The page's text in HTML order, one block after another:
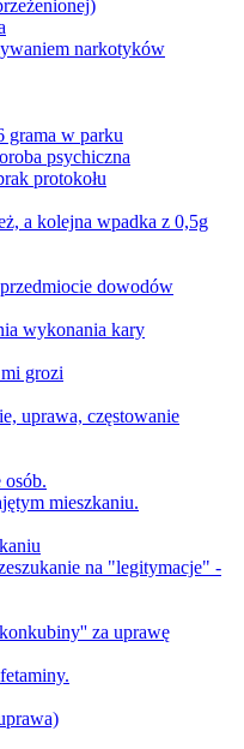
narkotyków
grama w parku
psychiczna
protokołu
a kolejna wpadka z 0,5g
dowodów
wykonania kary
mi grozi
uprawa, częstowanie
mieszkaniu.
na "legitymacje" -
za uprawę